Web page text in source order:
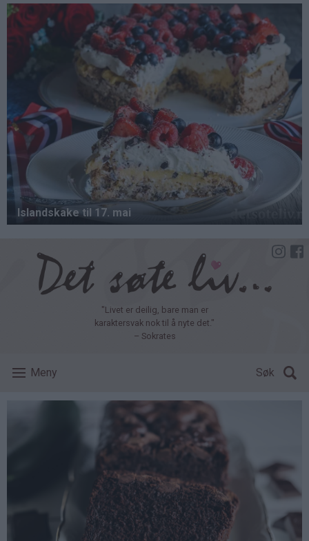
Hopp
hovedinnhold
"Livet er deilig, bare man er
karaktersvak nok til å nyte det."
– Sokrates
Meny Søk